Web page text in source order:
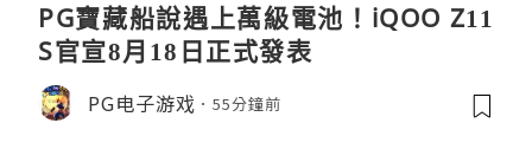
PG寶藏船說遇上萬級電池！iQOO Z11
S官宣8月18日正式發表
PG电子游戏 55分鐘前